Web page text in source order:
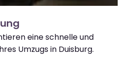
eine schnelle und
Umzugs in Duisburg.